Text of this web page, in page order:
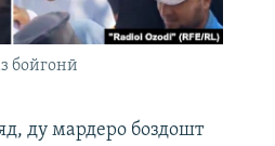
бойгонӣ
ду мардеро боздошт